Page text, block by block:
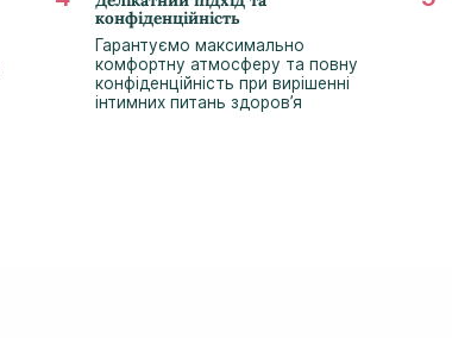
конфіденційність
Гарантуємо максимально
комфортну атмосферу та повну
конфіденційність при вирішенні
інтимних питань здоров’я